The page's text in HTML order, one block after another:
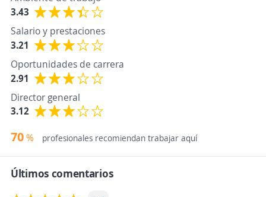
3.43
Salario y prestaciones
3.21
Oportunidades de carrera
2.91
Director general
3.12
70% profesionales recomiendan trabajar aquí
Últimos comentarios